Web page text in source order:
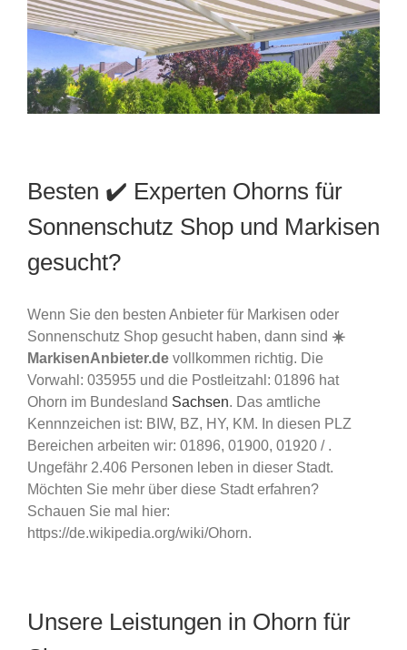
Besten ✔️ Experten Ohorns für
Sonnenschutz Shop und Markisen
gesucht?
Wenn Sie den besten Anbieter für Markisen oder
Sonnenschutz Shop gesucht haben, dann sind ☀️
MarkisenAnbieter.de vollkommen richtig. Die
Vorwahl: 035955 und die Postleitzahl: 01896 hat
Ohorn im Bundesland Sachsen. Das amtliche
Kennnzeichen ist: BIW, BZ, HY, KM. In diesen PLZ
Bereichen arbeiten wir: 01896, 01900, 01920 / .
Ungefähr 2.406 Personen leben in dieser Stadt.
Möchten Sie mehr über diese Stadt erfahren?
Schauen Sie mal hier:
https://de.wikipedia.org/wiki/Ohorn.
Unsere Leistungen in Ohorn für